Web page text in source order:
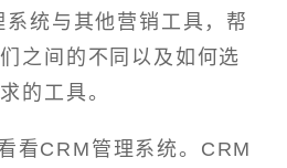
统与其他营销工具，帮
之间的不同以及如何选
的工具。
看CRM管理系统。CRM